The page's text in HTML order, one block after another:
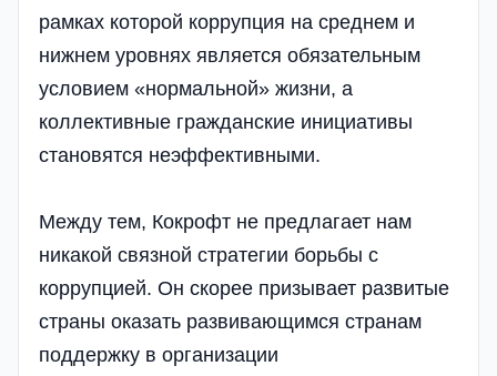
рамках которой коррупция на среднем и
нижнем уровнях является обязательным
условием «нормальной» жизни, а
коллективные гражданские инициативы
становятся неэффективными.
Между тем, Кокрофт не предлагает нам
никакой связной стратегии борьбы с
коррупцией. Он скорее призывает развитые
страны оказать развивающимся странам
поддержку в организации